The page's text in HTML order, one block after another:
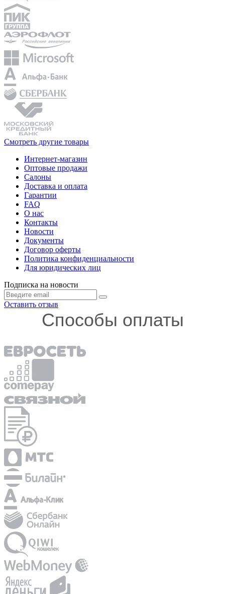
Смотреть другие товары
Интернет-магазин
Оптовые продажи
Салоны
Доставка и оплата
Гарантии
FAQ
О нас
Контакты
Новости
Документы
Договор оферты
Политика конфиденциальности
Для юридических лиц
Подписка на новости
Оставить отзыв
Способы оплаты